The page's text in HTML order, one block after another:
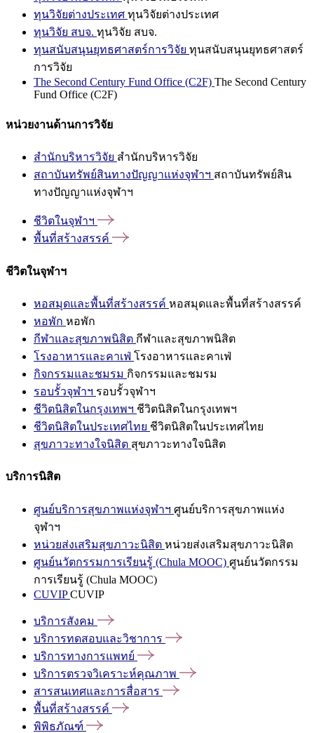
ทุนวิจัยต่างประเทศ ทุนวิจัยต่างประเทศ
ทุนวิจัย สบจ. ทุนวิจัย สบจ.
ทุนสนับสนุนยุทธศาสตร์การวิจัย ทุนสนับสนุนยุทธศาสตร์
การวิจัย
The Second Century Fund Office (C2F) The Second Century
Fund Office (C2F)
หน่วยงานด้านการวิจัย
สำนักบริหารวิจัย สำนักบริหารวิจัย
สถาบันทรัพย์สินทางปัญญาแห่งจุฬาฯ สถาบันทรัพย์สิน
ทางปัญญาแห่งจุฬาฯ
ชีวิตในจุฬาฯ
พื้นที่สร้างสรรค์
ชีวิตในจุฬาฯ
หอสมุดและพื้นที่สร้างสรรค์ หอสมุดและพื้นที่สร้างสรรค์
หอพัก หอพัก
กีฬาและสุขภาพนิสิต กีฬาและสุขภาพนิสิต
โรงอาหารและคาเฟ่ โรงอาหารและคาเฟ่
กิจกรรมและชมรม กิจกรรมและชมรม
รอบรั้วจุฬาฯ รอบรั้วจุฬาฯ
ชีวิตนิสิตในกรุงเทพฯ ชีวิตนิสิตในกรุงเทพฯ
ชีวิตนิสิตในประเทศไทย ชีวิตนิสิตในประเทศไทย
สุขภาวะทางใจนิสิต สุขภาวะทางใจนิสิต
บริการนิสิต
ศูนย์บริการสุขภาพแห่งจุฬาฯ ศูนย์บริการสุขภาพแห่ง
จุฬาฯ
หน่วยส่งเสริมสุขภาวะนิสิต หน่วยส่งเสริมสุขภาวะนิสิต
ศูนย์นวัตกรรมการเรียนรู้ (Chula MOOC) ศูนย์นวัตกรรม
การเรียนรู้ (Chula MOOC)
CUVIPCUVIP
บริการสังคม
บริการทดสอบและวิชาการ
บริการทางการแพทย์
บริการตรวจวิเคราะห์คุณภาพ
สารสนเทศและการสื่อสาร
พื้นที่สร้างสรรค์
พิพิธภัณฑ์